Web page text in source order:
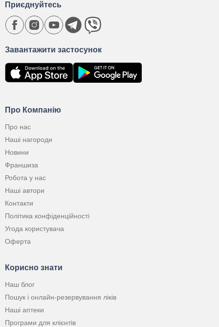
Про Компанію
Про нас
Наші нагороди
Новини
Франшиза
Робота у нас
Наші автори
Контакти
Політика конфіденційності
Угода користувача
Оферта
Корисно знати
Наш блог
Пошук і онлайн-резервування ліків
Наші аптеки
Програми для клієнтів
Завантажити застосунок
Приєднуйтесь